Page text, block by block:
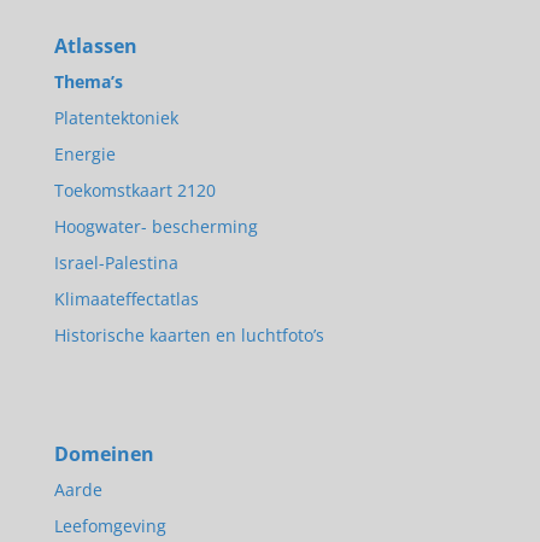
Atlassen
Thema’s
Platentektoniek
Energie
Toekomstkaart 2120
Hoogwater- bescherming
Israel-Palestina
Klimaateffectatlas
Historische kaarten en luchtfoto’s
Domeinen
Aarde
Leefomgeving